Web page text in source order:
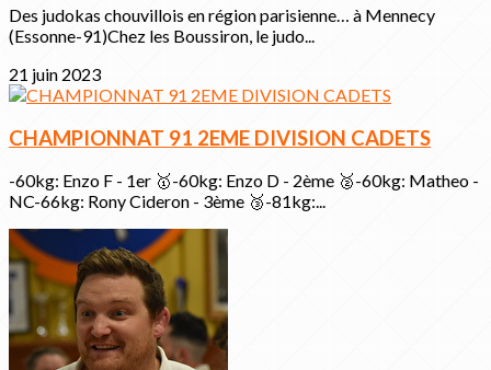
Des judokas chouvillois en région parisienne… à Mennecy
(Essonne-91)Chez les Boussiron, le judo...
21 juin 2023
CHAMPIONNAT 91 2EME DIVISION CADETS
-60kg: Enzo F - 1er 🥇-60kg: Enzo D - 2ème 🥈-60kg: Matheo -
NC-66kg: Rony Cideron - 3ème 🥉-81kg:...